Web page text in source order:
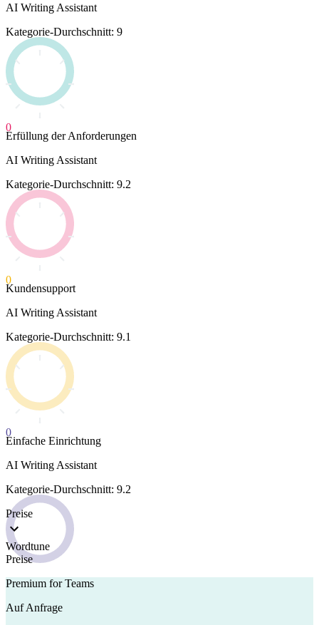
AI Writing Assistant
Kategorie-Durchschnitt: 9
0
Erfüllung der Anforderungen
AI Writing Assistant
Kategorie-Durchschnitt: 9.2
0
Kundensupport
AI Writing Assistant
Kategorie-Durchschnitt: 9.1
0
Einfache Einrichtung
AI Writing Assistant
Kategorie-Durchschnitt: 9.2
Preise
Wordtune
Preise
Premium for Teams
Auf Anfrage